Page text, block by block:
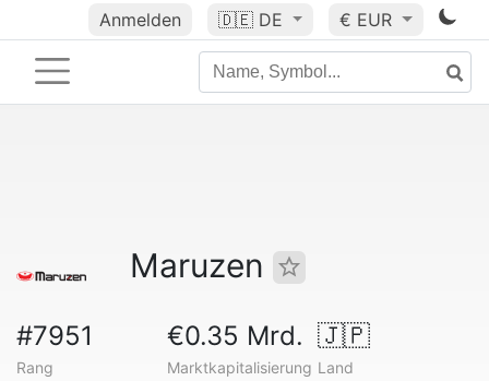
Anmelden 🇩🇪 DE € EUR
Maruzen
#7951
Rang
€0.35 Mrd.
Marktkapitalisierung
🇯🇵
Land